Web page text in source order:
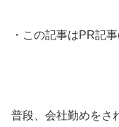
・この記事はPR記
普段、会社勤めをさ